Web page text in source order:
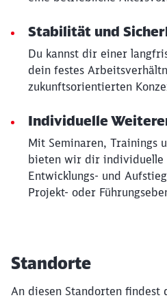
Stabilität und
Du kannst dir einer
dein festes
zukunftsorientierten
Individuelle
Mit Seminaren, Trainings
bieten wir dir individuelle
Entwicklungs- und
Projekt- oder
Standorte
An diesen Standorten findest